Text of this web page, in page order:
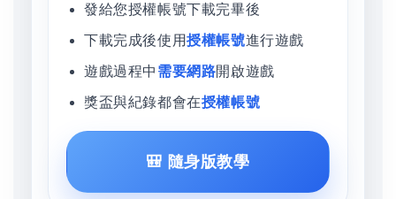
發給您授權帳號下載完畢後
下載完成後使用授權帳號進行遊戲
遊戲過程中 需要網路開啟遊戲
獎盃與紀錄都會在授權帳號
🎒 隨身版教學